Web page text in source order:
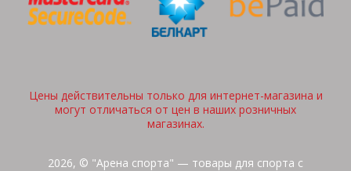
Цены действительны только для интернет-магазина и
могут отличаться от цен в наших розничных
магазинах.
2026, © "Арена спорта" — товары для спорта с